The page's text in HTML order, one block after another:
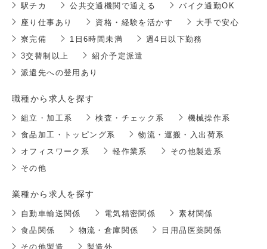
駅チカ
公共交通機関で通える
バイク通勤OK
座り仕事あり
資格・経験を活かす
大手で安心
寮完備
1日6時間未満
週4日以下勤務
3交替制以上
紹介予定派遣
派遣先への登用あり
職種から求人を探す
組立・加工系 検査・チェック系
機械操作系
食品加工・トッピング系
物流・運搬・入出荷系
オフィスワーク系
軽作業系
その他製造系
その他
業種から求人を探す
自動車輸送関係 電気精密関係
素材関係
食品関係
物流・倉庫関係
日用品医薬関係
その他製造
製造外